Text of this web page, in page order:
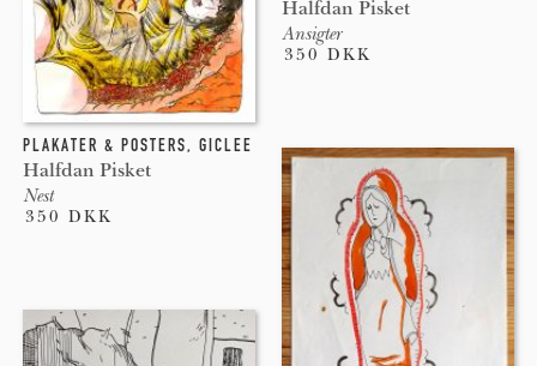
Halfdan Pisket
Ansigter
350 DKK
PLAKATER & POSTERS, GICLEE
Halfdan Pisket
Nest
350 DKK